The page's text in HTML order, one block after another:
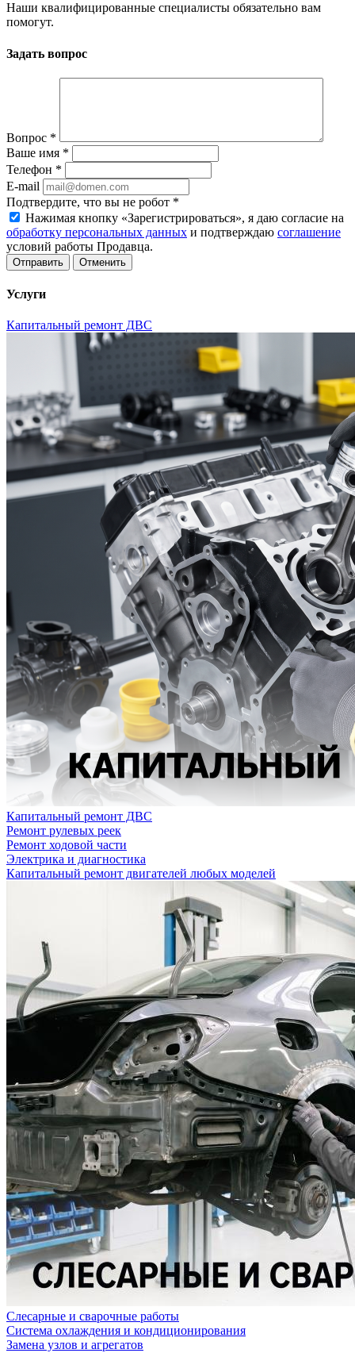
Наши квалифицированные специалисты обязательно вам
помогут.
Задать вопрос
Вопрос *
Ваше имя *
Телефон *
E-mail
Подтвердите, что вы не робот *
Нажимая кнопку «Зарегистрироваться», я даю согласие на
обработку персональных данных и подтверждаю соглашение
условий работы Продавца.
Отменить
Услуги
Капитальный ремонт ДВС
Капитальный ремонт ДВС
Ремонт рулевых реек
Ремонт ходовой части
Электрика и диагностика
Капитальный ремонт двигателей любых моделей
Слесарные и сварочные работы
Система охлаждения и кондиционирования
Замена узлов и агрегатов